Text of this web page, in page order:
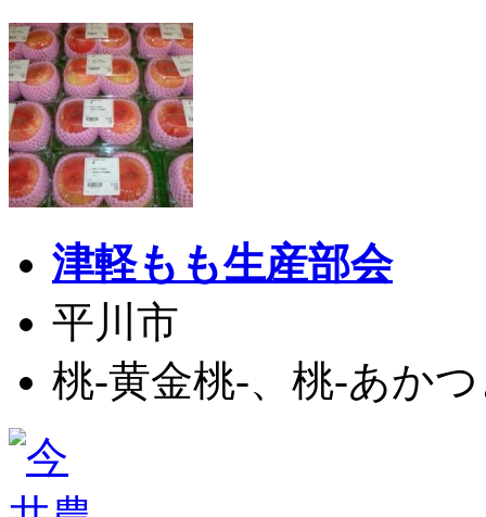
津軽もも生産部会
平川市
桃-黄金桃-、桃-あか